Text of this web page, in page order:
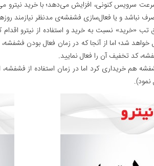
نباشد و یا فعال‌سازی فشفشه‌‌ی مدنظر نیازمند
تب «خرید» نسبت به خرید و استفاده از نیترو
شد؛ اما از آنجا که در زمان فعال بودن فشفشه،
کد تخفیف آن را فعال نمایید.
هم خریداری کرد اما در زمان استفاده از